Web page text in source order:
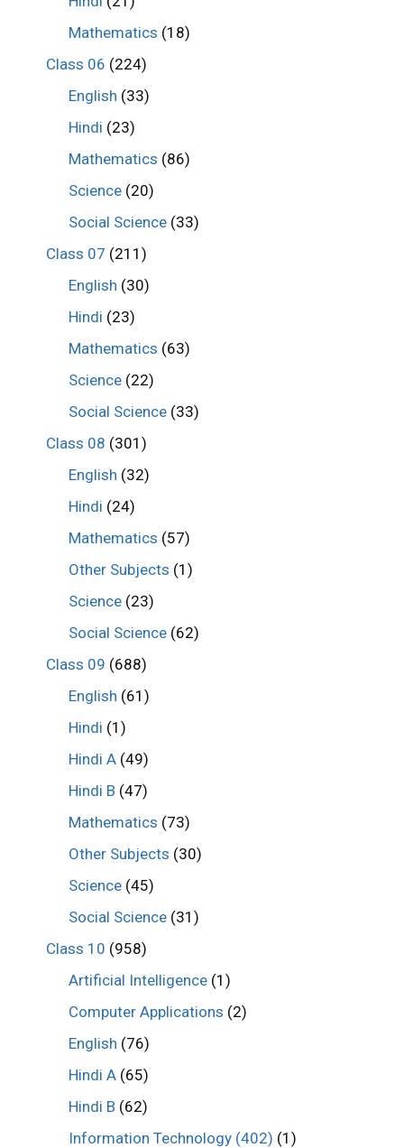
Mathematics (18)
Class 06 (224)
English (33)
Hindi (23)
Mathematics (86)
Science (20)
Social Science (33)
Class 07 (211)
English (30)
Hindi (23)
Mathematics (63)
Science (22)
Social Science (33)
Class 08 (301)
English (32)
Hindi (24)
Mathematics (57)
Other Subjects (1)
Science (23)
Social Science (62)
Class 09 (688)
English (61)
Hindi (1)
Hindi A (49)
Hindi B (47)
Mathematics (73)
Other Subjects (30)
Science (45)
Social Science (31)
Class 10 (958)
Artificial Intelligence (1)
Computer Applications (2)
English (76)
Hindi A (65)
Hindi B (62)
Information Technology (402) (1)